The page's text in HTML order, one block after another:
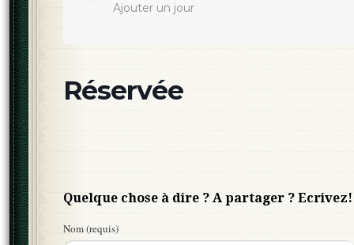
Ajouter un jour
Réservée
Quelque chose à dire ? A partager ? Ecrivez!
Nom (requis)